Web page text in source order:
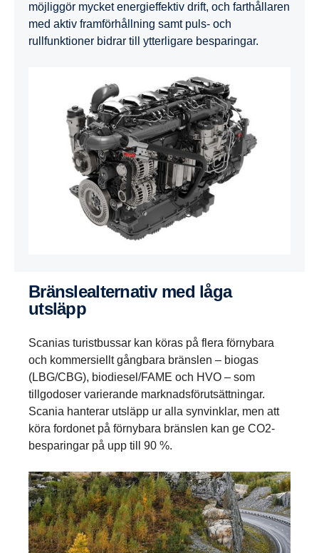
möjliggör mycket energieffektiv drift, och farthållaren
med aktiv framförhållning samt puls- och
rullfunktioner bidrar till ytterligare besparingar.
Bränslealternativ med låga
utsläpp
Scanias turistbussar kan köras på flera förnybara
och kommersiellt gångbara bränslen – biogas
(LBG/CBG), biodiesel/FAME och HVO – som
tillgodoser varierande marknadsförutsättningar.
Scania hanterar utsläpp ur alla synvinklar, men att
köra fordonet på förnybara bränslen kan ge CO2-
besparingar på upp till 90 %.